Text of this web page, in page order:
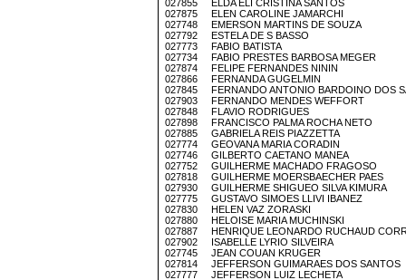
027855 ELDA ELI CRISTINA SANTOS
027875 ELEN CAROLINE JAMARCHI
027748 EMERSON MARTINS DE SOUZA
027792 ESTELA DE S BASSO
027773 FABIO BATISTA
027734 FABIO PRESTES BARBOSA MEGER
027874 FELIPE FERNANDES NININ
027866 FERNANDA GUGELMIN
027845 FERNANDO ANTONIO BARDOINO DOS
027903 FERNANDO MENDES WEFFORT
027848 FLAVIO RODRIGUES
027898 FRANCISCO PALMA ROCHA NETO
027885 GABRIELA REIS PIAZZETTA
027774 GEOVANA MARIA CORADIN
027746 GILBERTO CAETANO MANEA
027752 GUILHERME MACHADO FRAGOSO
027818 GUILHERME MOERSBAECHER PAES
027930 GUILHERME SHIGUEO SILVA KIMURA
027775 GUSTAVO SIMOES LLIVI IBANEZ
027830 HELEN VAZ ZORASKI
027880 HELOISE MARIA MUCHINSKI
027887 HENRIQUE LEONARDO RUCHAUD
027902 ISABELLE LYRIO SILVEIRA
027745 JEAN COUAN KRUGER
027814 JEFFERSON GUIMARAES DOS SANTOS
027777 JEFFERSON LUIZ LECHETA